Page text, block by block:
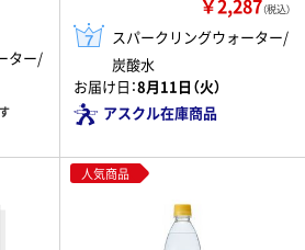
ター/
￥2,287（税込）
スパークリングウォーター/
炭酸水
お届け日：8月11日（火）
アスクル在庫商品
人気商品